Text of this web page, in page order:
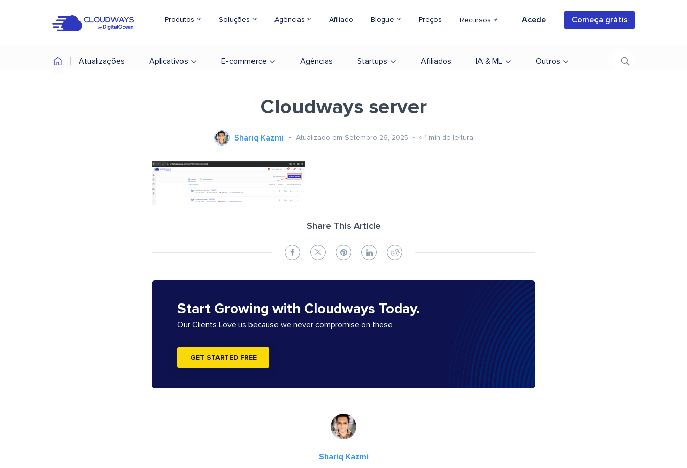
Produtos Soluções Agências Afiliado Blogue Preços Recursos Acede Começa grátis
Atualizações Aplicativos E-commerce Agências Startups Afiliados IA & ML Outros
Cloudways server
Shariq Kazmi Atualizado em Setembro 26, 2025 < 1 min de leitura
Share This Article
Start Growing with Cloudways Today.
Our Clients Love us because we never compromise on these
GET STARTED FREE
Shariq Kazmi